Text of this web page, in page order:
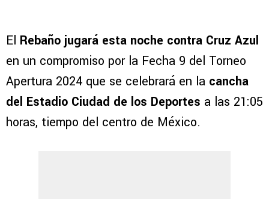
El Rebaño jugará esta noche contra Cruz Azul
en un compromiso por la Fecha 9 del Torneo
Apertura 2024 que se celebrará en la cancha
del Estadio Ciudad de los Deportes a las 21:05
horas, tiempo del centro de México.